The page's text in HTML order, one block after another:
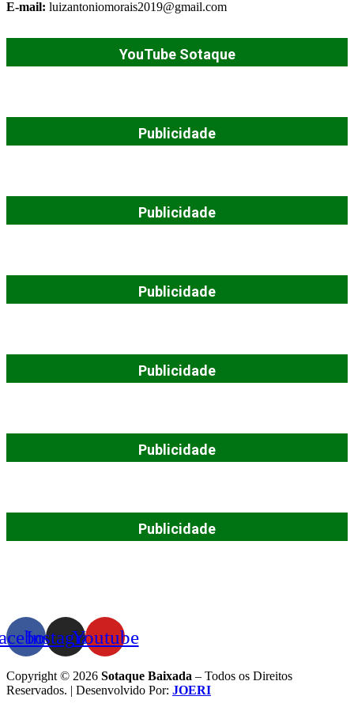
E-mail: luizantoniomorais2019@gmail.com
YouTube Sotaque
Publicidade
Publicidade
Publicidade
Publicidade
Publicidade
Publicidade
InstagramYoutube
Copyright © 2026 Sotaque Baixada – Todos os Direitos
Reservados. | Desenvolvido Por: JOERI